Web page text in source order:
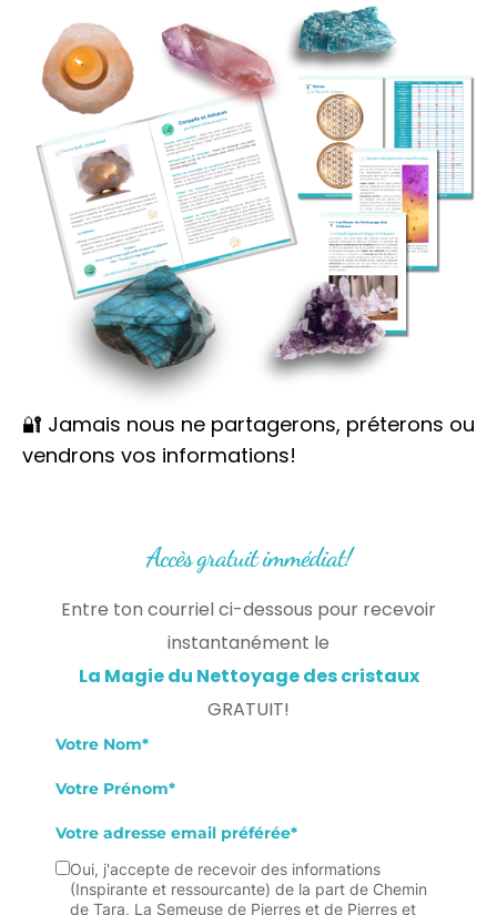
🔐 Jamais nous ne partagerons, préterons ou
vendrons vos informations!
Accès gratuit immédiat!
Entre ton courriel ci-dessous pour recevoir
instantanément le
La Magie du Nettoyage des cristaux
GRATUIT!
Votre Nom*
Votre Prénom*
Votre adresse email préférée*
Oui, j'accepte de recevoir des informations
(Inspirante et ressourcante) de la part de Chemin
de Tara, La Semeuse de Pierres et de Pierres et